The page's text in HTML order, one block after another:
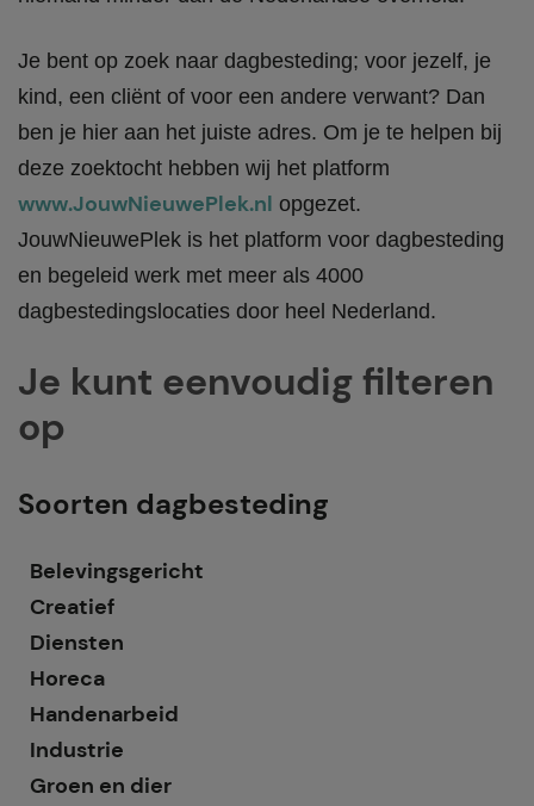
Je bent op zoek naar dagbesteding; voor jezelf, je
kind, een cliënt of voor een andere verwant? Dan
ben je hier aan het juiste adres. Om je te helpen bij
deze zoektocht hebben wij het platform
www.JouwNieuwePlek.nl opgezet.
JouwNieuwePlek is het platform voor dagbesteding
en begeleid werk met meer als 4000
dagbestedingslocaties door heel Nederland.
Je kunt eenvoudig filteren
op
Soorten dagbesteding
Belevingsgericht
Creatief
Diensten
Horeca
Handenarbeid
Industrie
Groen en dier